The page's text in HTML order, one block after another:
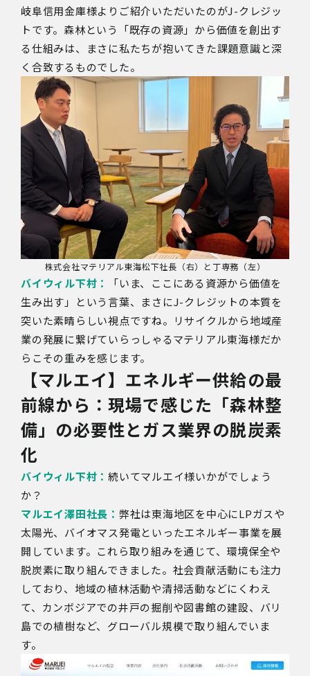
岐阜信用金庫様よりご紹介いただいたのがJ-クレジッ
トです。森林という「既存の資源」から価値を創出す
る仕組みは、まさに私たちが抱いてきた課題意識と深
く合致するものでした。
株式会社マテリアル東海松下社長（右）と丁専務（左）
バイウィル下村：
「いま、ここにある資源から価値を
生み出す」という言葉、まさにJ-クレジットの本質を
突いた素晴らしい視点ですね。リサイクルから地域産
業の発展に繋げていらっしゃるマテリアル東海様だか
らこその重みを感じます。
【マルエイ】エネルギー供給の最
前線から：現場で感じた「森林整
備」の必要性とガス業界の脱炭素
化
バイウィル下村： 続いてマルエイ様いかがでしょう
か？
マルエイ澤田社長： 弊社は東海地区を中心にLPガスや
太陽光、バイオマス発電といったエネルギー事業を展
開しています。これら取り組みを通じて、環境保全や
脱炭素に取り組んできました。社会貢献活動にも注力
しており、地域の植林活動や清掃活動などにくわえ
て、カンボジアでの井戸の掘削や図書館の建設、バリ
島での植樹など、グローバル規模で取り組んでいま
す。